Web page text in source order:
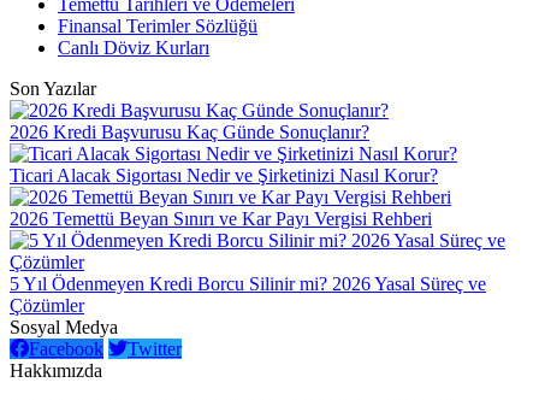
Temettü Tarihleri ve Ödemeleri
Finansal Terimler Sözlüğü
Canlı Döviz Kurları
Son Yazılar
2026 Kredi Başvurusu Kaç Günde Sonuçlanır?
Ticari Alacak Sigortası Nedir ve Şirketinizi Nasıl Korur?
2026 Temettü Beyan Sınırı ve Kar Payı Vergisi Rehberi
5 Yıl Ödenmeyen Kredi Borcu Silinir mi? 2026 Yasal Süreç ve
Çözümler
Sosyal Medya
Facebook
Twitter
Hakkımızda